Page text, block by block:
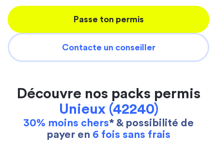
Passe ton permis
Contacte un conseiller
Découvre nos packs permis
Unieux (42240)
30% moins chers* & possibilité de
payer en 6 fois sans frais